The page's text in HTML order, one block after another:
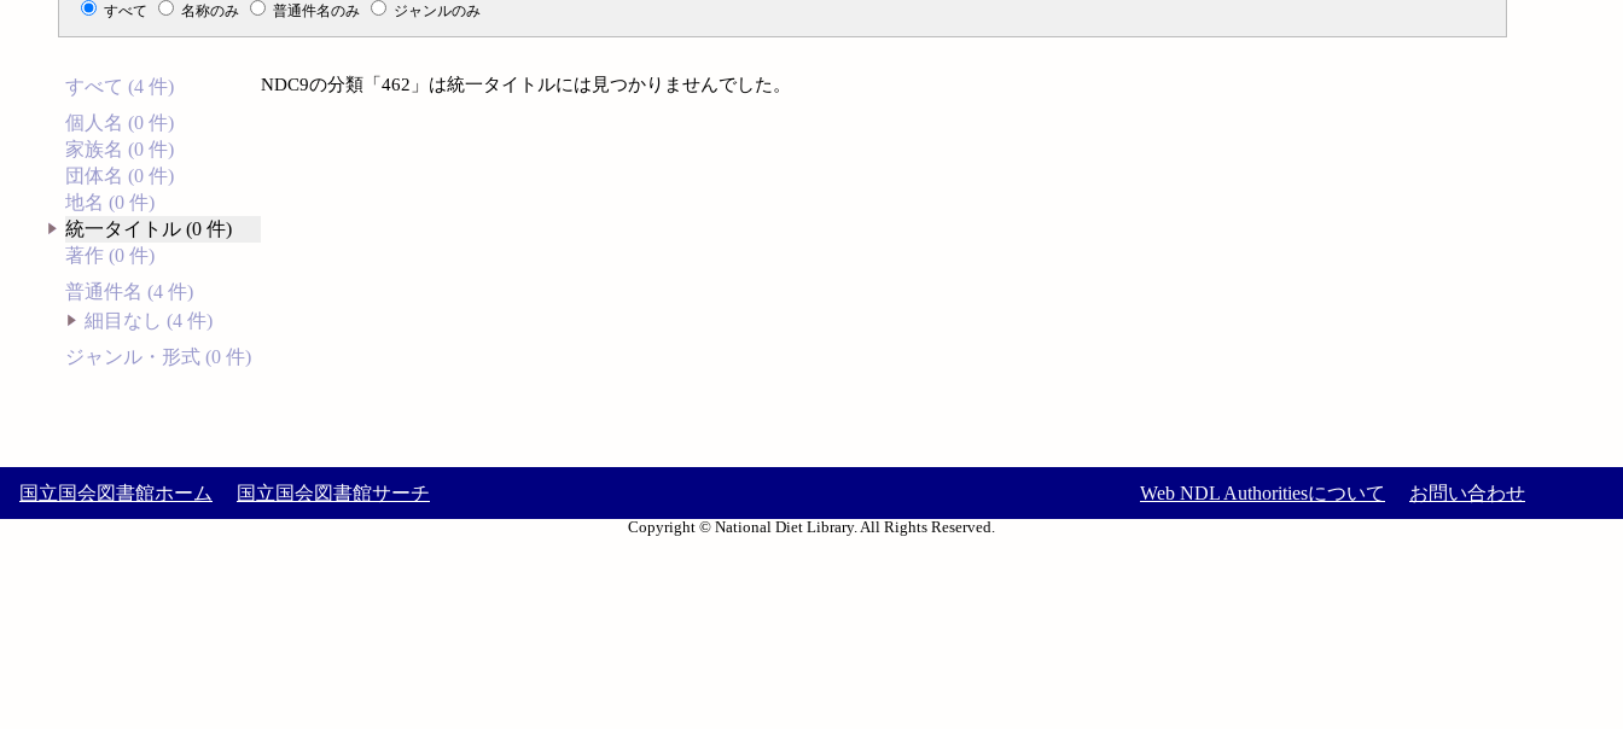
すべて 名称のみ 普通件名のみ ジャンルのみ
すべて (4 件)
個人名 (0 件)
家族名 (0 件)
団体名 (0 件)
地名 (0 件)
統一タイトル (0 件)
著作 (0 件)
普通件名 (4 件)
細目なし (4 件)
ジャンル・形式 (0 件)
NDC9の分類「462」は統一タイトルには見つかりませんでした。
国立国会図書館ホーム 国立国会図書館サーチ Web NDL Authoritiesについて お問い合わせ
Copyright © National Diet Library. All Rights Reserved.